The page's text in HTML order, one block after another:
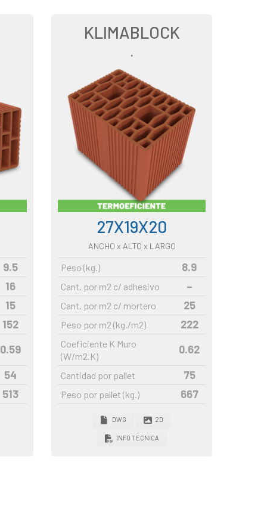
9.5
16
15
152
0.59
54
513
KLIMABLOCK
.
27X19X20
ANCHO x ALTO x LARGO
Peso (kg.) 8.9
Cant. por m2 c/ adhesivo –
Cant. por m2 c/ mortero 25
Peso por m2 (kg./m2) 222
Coeficiente K Muro
(W/m2.K)
0.62
Cantidad por pallet 75
Peso por pallet (kg.) 667
DWG 2D
INFO TECNICA